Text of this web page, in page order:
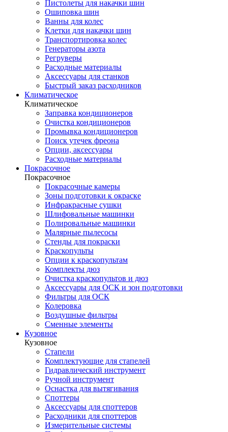
Пистолеты для накачки шин
Ошиповка шин
Ванны для колес
Клетки для накачки шин
Транспортировка колес
Генераторы азота
Регруверы
Расходные материалы
Аксессуары для станков
Быстрый заказ расходников
Климатическое
Климатическое
Заправка кондиционеров
Очистка кондиционеров
Промывка кондиционеров
Поиск утечек фреона
Опции, аксессуары
Расходные материалы
Покрасочное
Покрасочное
Покрасочные камеры
Зоны подготовки к окраске
Инфракрасные сушки
Шлифовальные машинки
Полировальные машинки
Малярные пылесосы
Стенды для покраски
Краскопульты
Опции к краскопультам
Комплекты дюз
Очистка краскопультов и дюз
Аксессуары для ОСК и зон подготовки
Фильтры для ОСК
Колеровка
Воздушные фильтры
Сменные элементы
Кузовное
Кузовное
Стапели
Комплектующие для стапелей
Гидравлический инструмент
Ручной инструмент
Оснастка для вытягивания
Споттеры
Аксессуары для споттеров
Расходники для споттеров
Измерительные системы